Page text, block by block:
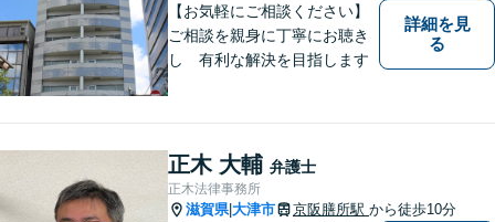
【お気軽にご相談ください】
ご相談を親身に丁寧にお聴き
し 有利な解決を目指します
詳細を見
る
正木 大輔 弁護士
正木法律事務所
滋賀県|大津市 京阪膳所駅 から徒歩10分